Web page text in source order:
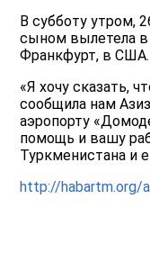
В субботу утром,
сыном вылетела в
Франкфурт, в США.
«Я хочу сказать,
сообщила нам
аэропорту
помощь и вашу
Туркменистана и
http://habartm.org/